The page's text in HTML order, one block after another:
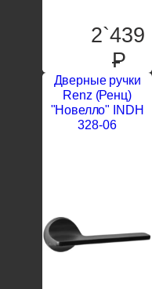
2`439
P
Дверные ручки
Renz (Ренц)
"Новелло" INDH
328-06